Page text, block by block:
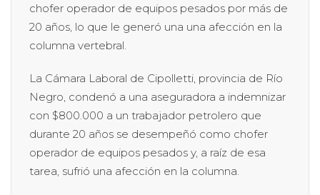
chofer operador de equipos pesados por más de
20 años, lo que le generó una una afección en la
columna vertebral.
La Cámara Laboral de Cipolletti, provincia de Río
Negro, condenó a una aseguradora a indemnizar
con $800.000 a un trabajador petrolero que
durante 20 años se desempeñó como chofer
operador de equipos pesados y, a raíz de esa
tarea, sufrió una afección en la columna.